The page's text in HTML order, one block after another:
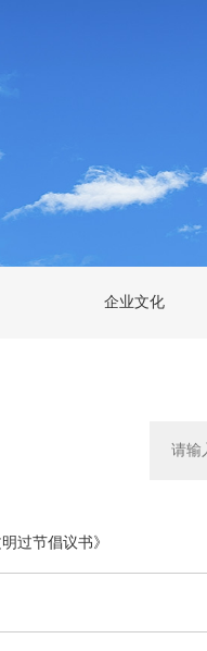
企业文化
过节倡议书》